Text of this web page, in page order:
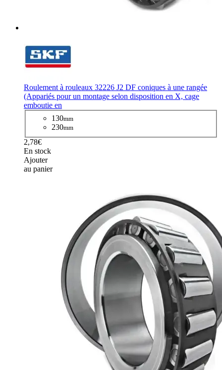
Roulement à rouleaux 32226 J2 DF coniques à une rangée
(Appariés pour un montage selon disposition en X, cage
emboutie en
130mm
230mm
2,78€
En stock
Ajouter
au panier